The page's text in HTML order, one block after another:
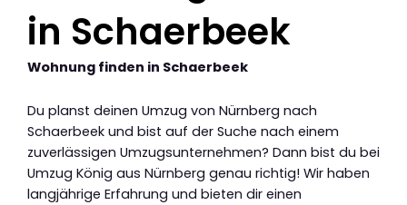
in Schaerbeek
Wohnung finden in Schaerbeek
Du planst deinen Umzug von Nürnberg nach
Schaerbeek und bist auf der Suche nach einem
zuverlässigen Umzugsunternehmen? Dann bist du bei
Umzug König aus Nürnberg genau richtig! Wir haben
langjährige Erfahrung und bieten dir einen